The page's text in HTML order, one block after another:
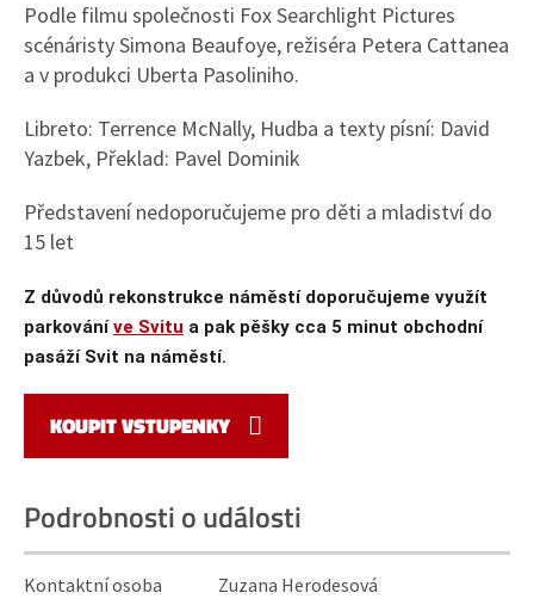
Podle filmu společnosti Fox Searchlight Pictures
scénáristy Simona Beaufoye, režiséra Petera Cattanea
a v produkci Uberta Pasoliniho.
Libreto: Terrence McNally, Hudba a texty písní: David
Yazbek, Překlad: Pavel Dominik
Představení nedoporučujeme pro děti a mladiství do
15 let
Z důvodů rekonstrukce náměstí doporučujeme využít
parkováníve Svitu a pak pěšky cca 5 minut obchodní
pasáží Svit na náměstí.
KOUPIT VSTUPENKY
Podrobnosti o události
Kontaktní osoba Zuzana Herodesová